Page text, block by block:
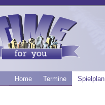
Home Termine Spielplan